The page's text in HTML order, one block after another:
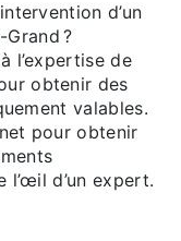
d’un
?
l’expertise de
obtenir des
valables.
pour obtenir
l’œil d’un expert.